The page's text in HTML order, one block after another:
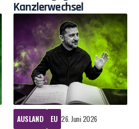
Kanzlerwechsel
AUSLAND EU 26. Juni 2026